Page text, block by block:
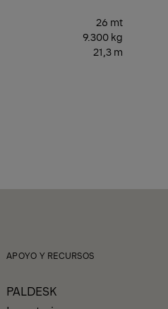
26 mt
9.300 kg
21,3 m
APOYO Y RECURSOS
PALDESK